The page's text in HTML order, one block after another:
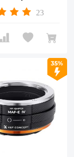
23
35%